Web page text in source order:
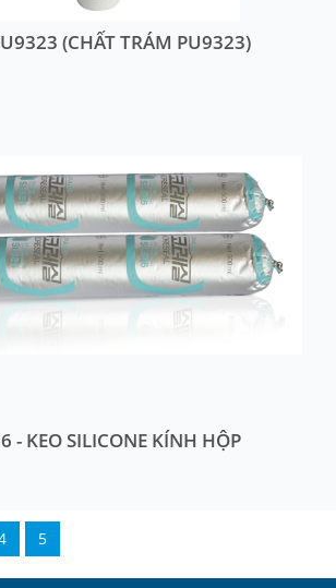
(CHẤT TRÁM PU9323)
- KEO SILICONE KÍNH HỘP
5